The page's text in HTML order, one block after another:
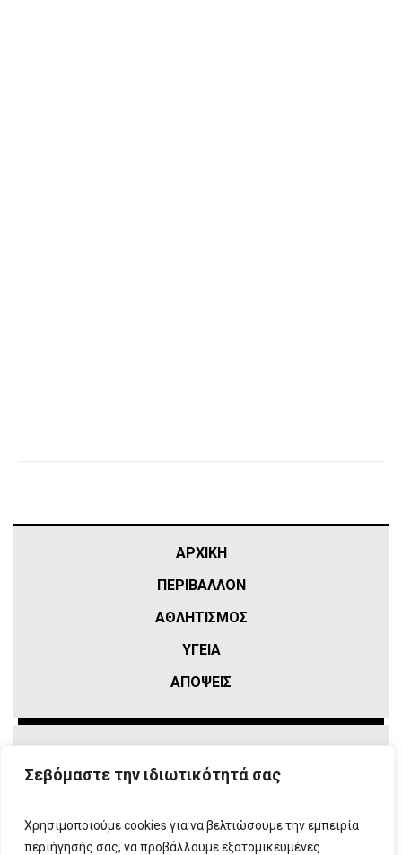
Σεβόμαστε την ιδιωτικότητά σας
Χρησιμοποιούμε cookies για να βελτιώσουμε την εμπειρία
περιήγησής σας, να προβάλλουμε εξατομικευμένες
ΑΡΧΙΚΗ
ΠΕΡΙΒΑΛΛΟΝ
ΑΘΛΗΤΙΣΜΌΣ
ΥΓΕΙΑ
ΑΠΟΨΕΙΣ